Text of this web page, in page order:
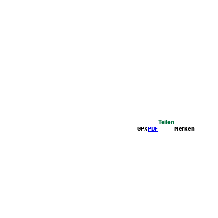
GPXPDF
Teilen
Merken